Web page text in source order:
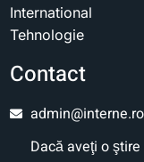
International
Tehnologie
Contact
admin@interne.ro
Dacă aveţi o